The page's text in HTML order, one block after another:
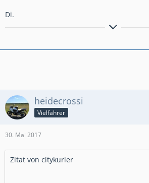
Di.
meine YT Zweiradecke....
g
heidecrossi
Vielfahrer
30. Mai 2017
Zitat von citykurier